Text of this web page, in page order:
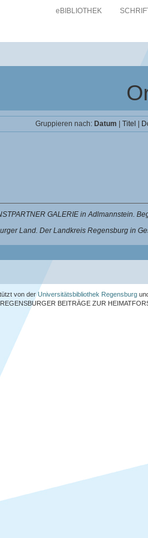
eBIBLIOTHEK
Gruppieren nach: Datum Titel
GALERIE in Adlmannstein.
Land. Der Landkreis Regensburg in
von derUniversitätsbibliothek Regensburg
REGENSBURGER BEITRÄGE ZUR